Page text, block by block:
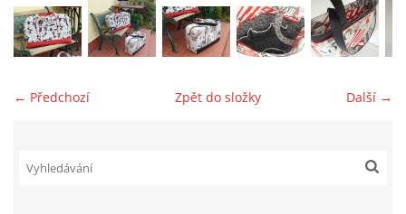
← Předchozí Další →
Zpět do složky